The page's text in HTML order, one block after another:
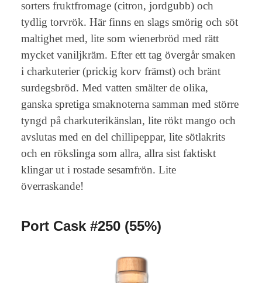
sorters fruktfromage (citron, jordgubb) och
tydlig torvrök. Här finns en slags smörig och söt
maltighet med, lite som wienerbröd med rätt
mycket vaniljkräm. Efter ett tag övergår smaken
i charkuterier (prickig korv främst) och bränt
surdegsbröd. Med vatten smälter de olika,
ganska spretiga smaknoterna samman med större
tyngd på charkuterikänslan, lite rökt mango och
avslutas med en del chillipeppar, lite sötlakrits
och en rökslinga som allra, allra sist faktiskt
klingar ut i rostade sesamfrön. Lite
överraskande!
Port Cask #250 (55%)